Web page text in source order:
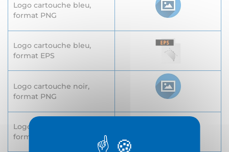
Logo cartouche bleu,
format PNG
Logo cartouche bleu,
format EPS
Logo cartouche noir,
format PNG
Logo cartouche noir,
format EPS